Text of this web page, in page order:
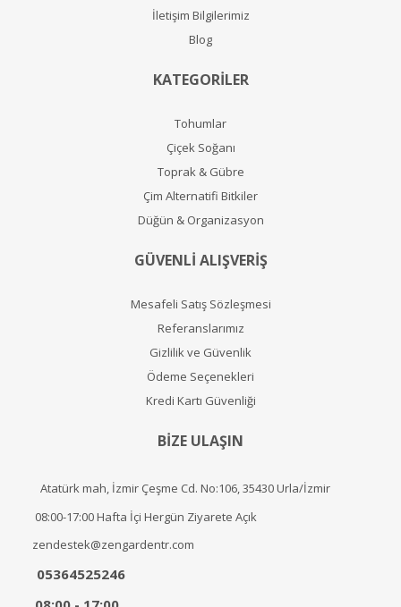
İletişim Bilgilerimiz
Blog
KATEGORİLER
Tohumlar
Çiçek Soğanı
Toprak & Gübre
Çim Alternatifi Bitkiler
Düğün & Organizasyon
GÜVENLİ ALIŞVERİŞ
Mesafeli Satış Sözleşmesi
Referanslarımız
Gizlilik ve Güvenlik
Ödeme Seçenekleri
Kredi Kartı Güvenliği
BİZE ULAŞIN
Atatürk mah, İzmir Çeşme Cd. No:106, 35430 Urla/İzmir
08:00-17:00 Hafta İçi Hergün Ziyarete Açık
zendestek@zengardentr.com
05364525246